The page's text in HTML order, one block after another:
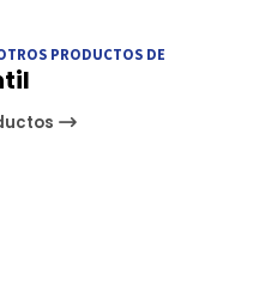
PRODUCTOS DE